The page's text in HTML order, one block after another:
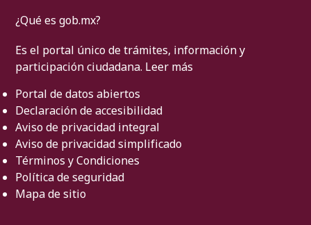
¿Qué es gob.mx?
Es el portal único de trámites, información y
participación ciudadana. Leer más
Portal de datos abiertos
Declaración de accesibilidad
Aviso de privacidad integral
Aviso de privacidad simplificado
Términos y Condiciones
Política de seguridad
Mapa de sitio